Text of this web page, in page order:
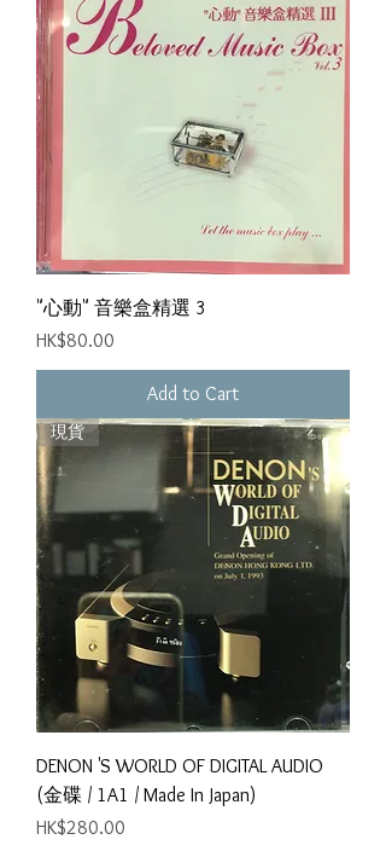
"心動" 音樂盒精選 3
Price
HK$80.00
Add to Cart
現貨
DENON 'S WORLD OF DIGITAL AUDIO
(金碟 / 1A1 / Made In Japan)
Price
HK$280.00